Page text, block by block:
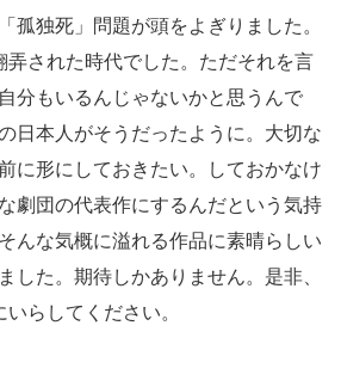
孤独死」問題が頭をよぎりました。
弄された時代でした。ただそれを⾔
分もいるんじゃないかと思うんで
⽇本⼈がそうだったように。⼤切な
に形にしておきたい。しておかなけ
劇団の代表作にするんだという気持
んな気概に溢れる作品に素晴らしい
した。期待しかありません。是⾮、
らしてください。